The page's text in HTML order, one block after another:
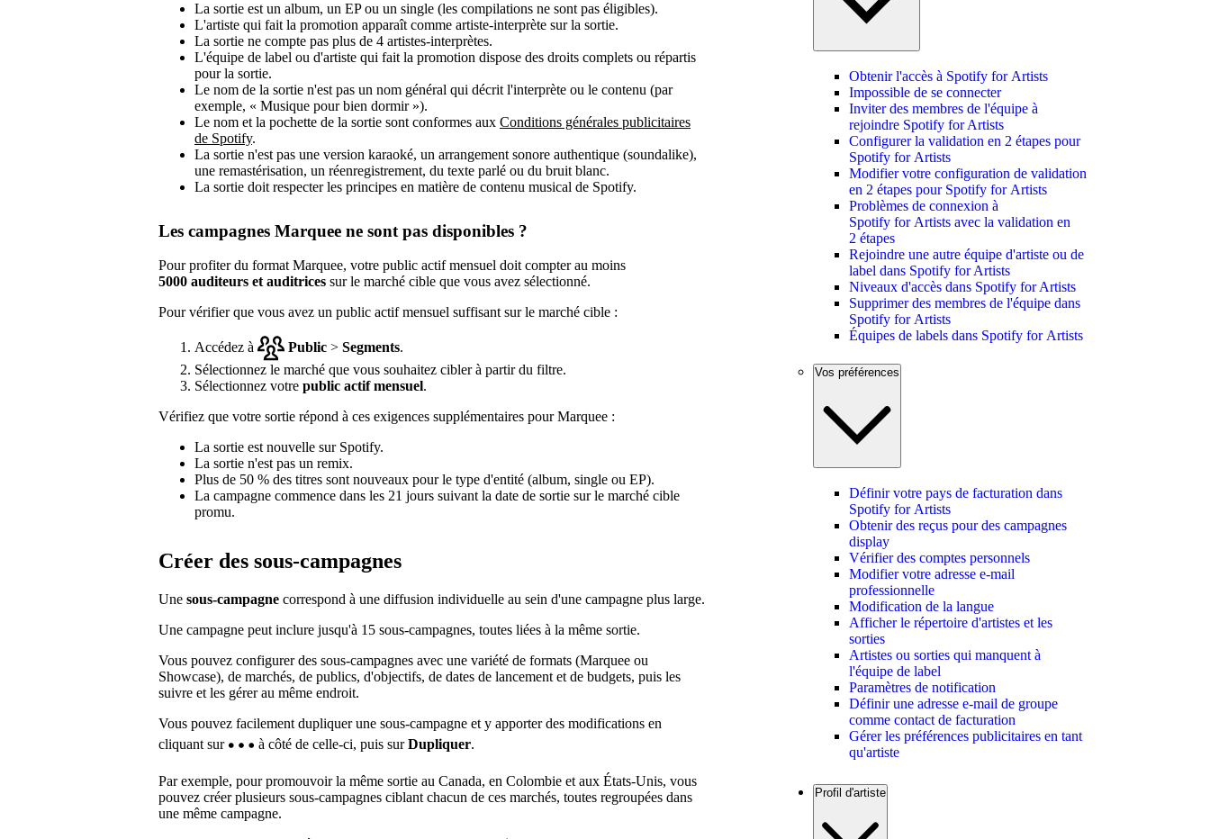
La sortie est un album, un EP ou un single (les compilations ne sont pas éligibles).
L'artiste qui fait la promotion apparaît comme artiste-interprète sur la sortie.
La sortie ne compte pas plus de 4 artistes-interprètes.
L'équipe de label ou d'artiste qui fait la promotion dispose des droits complets ou répartis
pour la sortie.
Le nom de la sortie n'est pas un nom général qui décrit l'interprète ou le contenu (par
exemple, « Musique pour bien dormir »).
Le nom et la pochette de la sortie sont conformes aux Conditions générales publicitaires
de Spotify.
La sortie n'est pas une version karaoké, un arrangement sonore authentique (soundalike),
une remastérisation, un réenregistrement, du texte parlé ou du bruit blanc.
La sortie doit respecter les principes en matière de contenu musical de Spotify.
Les campagnes Marquee ne sont pas disponibles ?
Pour profiter du format Marquee, votre public actif mensuel doit compter au moins
5000 auditeurs et auditrices sur le marché cible que vous avez sélectionné.
Pour vérifier que vous avez un public actif mensuel suffisant sur le marché cible :
Accédez à Public > Segments.
Sélectionnez le marché que vous souhaitez cibler à partir du filtre.
Sélectionnez votre public actif mensuel.
Vérifiez que votre sortie répond à ces exigences supplémentaires pour Marquee :
La sortie est nouvelle sur Spotify.
La sortie n'est pas un remix.
Plus de 50 % des titres sont nouveaux pour le type d'entité (album, single ou EP).
La campagne commence dans les 21 jours suivant la date de sortie sur le marché cible
promu.
Créer des sous-campagnes
Une sous-campagne correspond à une diffusion individuelle au sein d'une campagne plus large.
Une campagne peut inclure jusqu'à 15 sous-campagnes, toutes liées à la même sortie.
Vous pouvez configurer des sous-campagnes avec une variété de formats (Marquee ou
Showcase), de marchés, de publics, d'objectifs, de dates de lancement et de budgets, puis les
suivre et les gérer au même endroit.
Vous pouvez facilement dupliquer une sous-campagne et y apporter des modifications en
cliquant sur
à côté de celle-ci, puis surDupliquer.
Par exemple, pour promouvoir la même sortie au Canada, en Colombie et aux États-Unis, vous
pouvez créer plusieurs sous-campagnes ciblant chacun de ces marchés, toutes regroupées dans
une même campagne.
Obtenir l'accès à Spotify for Artists
Impossible de se connecter
Inviter des membres de l'équipe à
rejoindre Spotify for Artists
Configurer la validation en 2 étapes pour
Spotify for Artists
Modifier votre configuration de validation
en 2 étapes pour Spotify for Artists
Problèmes de connexion à
Spotify for Artists avec la validation en
2 étapes
Rejoindre une autre équipe d'artiste ou de
label dans Spotify for Artists
Niveaux d'accès dans Spotify for Artists
Supprimer des membres de l'équipe dans
Spotify for Artists
Équipes de labels dans Spotify for Artists
Vos préférences
Définir votre pays de facturation dans
Spotify for Artists
Obtenir des reçus pour des campagnes
display
Vérifier des comptes personnels
Modifier votre adresse e-mail
professionnelle
Modification de la langue
Afficher le répertoire d'artistes et les
sorties
Artistes ou sorties qui manquent à
l'équipe de label
Paramètres de notification
Définir une adresse e-mail de groupe
comme contact de facturation
Gérer les préférences publicitaires en tant
qu'artiste
Profil d'artiste